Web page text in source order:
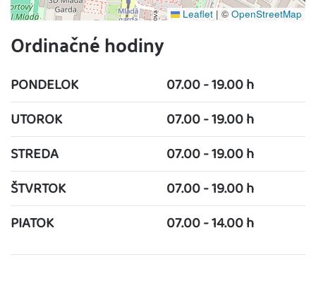
Leaflet | © OpenStreetMap
Ordinačné hodiny
PONDELOK
07.00 - 19.00 h
UTOROK
07.00 - 19.00 h
STREDA
07.00 - 19.00 h
ŠTVRTOK
07.00 - 19.00 h
PIATOK
07.00 - 14.00 h